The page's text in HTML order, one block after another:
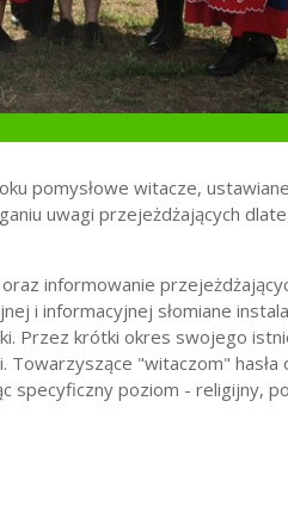
pomysłowe witacze,
uwagi przejeżdżających
informowanie
i informacyjnej słomiane
Przez krótki okres swojego
"witaczom" hasła
specyficzny poziom - religijny,